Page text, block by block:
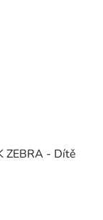
ZEBRA - Dítě